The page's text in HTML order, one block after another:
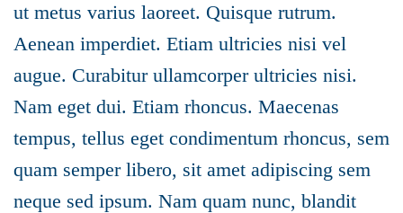
ut metus varius laoreet. Quisque rutrum.
Aenean imperdiet. Etiam ultricies nisi vel
augue. Curabitur ullamcorper ultricies nisi.
Nam eget dui. Etiam rhoncus. Maecenas
tempus, tellus eget condimentum rhoncus, sem
quam semper libero, sit amet adipiscing sem
neque sed ipsum. Nam quam nunc, blandit